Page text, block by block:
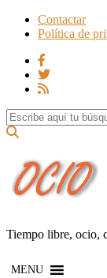
Contactar
Política de
Search for:
Tiempo libre, ocio,
MENU